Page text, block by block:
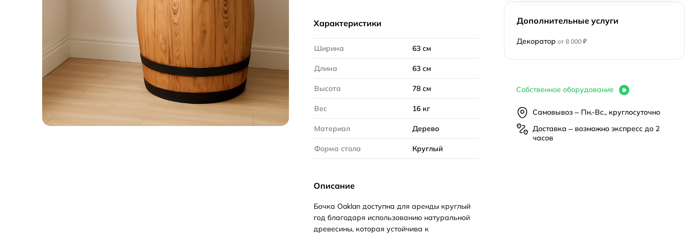
Характеристики
Ширина 63 см
Длина 63 см
Высота 78 см
Вес 16 кг
Материал Дерево
Форма стола Круглый
Описание
Бочка Oaklan доступна для аренды круглый
год благодаря использованию натуральной
древесины, которая устойчива к
Дополнительные услуги
Декоратор от 8 000 ₽
Собственное оборудование
Самовывоз – Пн.-Вс., круглосуточно
Доставка – возможно экспресс до 2
часов